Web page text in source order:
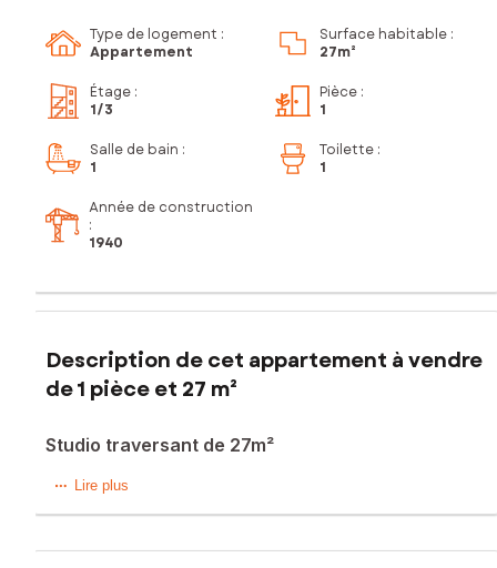
Type de logement :
Appartement
Surface habitable :
27m²
Étage :
1/3
Pièce :
1
Salle de bain :
1
Toilette :
1
Année de construction
:
1940
Description de cet appartement à vendre
de 1 pièce et 27 m²
Studio traversant de 27m²
À deux pas de Cotignac, dans le petit village de Correns,
Il se compose d’une pièce de vie avec cuisine ouverte et
Lire plus